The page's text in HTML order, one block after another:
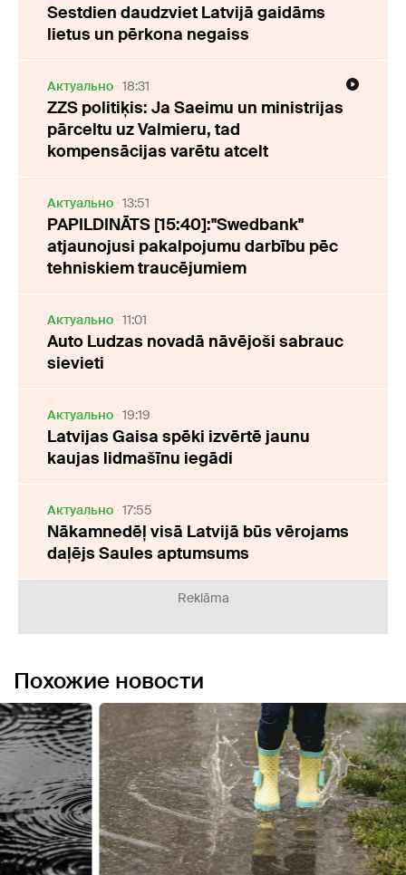
Sestdien daudzviet Latvijā gaidāms
lietus un pērkona negaiss
Актуально 18:31
ZZS politiķis: Ja Saeimu un ministrijas
pārceltu uz Valmieru, tad
kompensācijas varētu atcelt
Актуально 13:51
PAPILDINĀTS [15:40]:"Swedbank"
atjaunojusi pakalpojumu darbību pēc
tehniskiem traucējumiem
Актуально 11:01
Auto Ludzas novadā nāvējoši sabrauc
sievieti
Актуально 19:19
Latvijas Gaisa spēki izvērtē jaunu
kaujas lidmašīnu iegādi
Актуально 17:55
Nākamnedēļ visā Latvijā būs vērojams
daļējs Saules aptumsums
Reklāma
Похожие новости